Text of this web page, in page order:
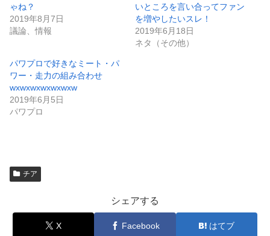
ゃね？
2019年8月7日
議論、情報
いところを言い合ってファン
を増やしたいスレ！
2019年6月18日
ネタ（その他）
パワプロで好きなミート・パ
ワー・走力の組み合わせ
wxwxwxwxwxwxw
2019年6月5日
パワプロ
チア
シェアする
X Facebook はてブ